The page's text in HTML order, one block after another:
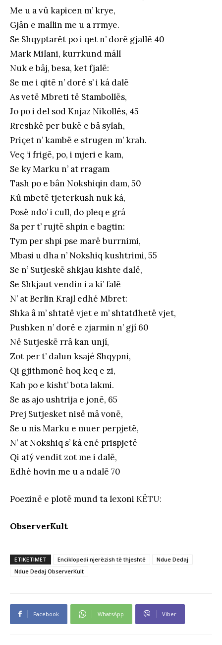
Me u a vû kapicen m’ krye,
Gjân e mallin me u a rrmye.
Se Shqyptarët po i qet n’ dorë gjallë 40
Mark Milani, kurrkund máll
Nuk e bâj, besa, ket fjalë:
Se me i qitë n’ dorë s’ i ká dalë
As vetë Mbreti të Stambollës,
Jo po i del sod Knjaz Nikollës, 45
Rreshkë per bukë e bâ sylah,
Priçet n’ kambë e strugen m’ krah.
Veç ‘i frigë, po, i mjeri e kam,
Se ky Marku n’ at rragam
Tash po e bân Nokshiqin dam, 50
Kû mbetë tjeterkush nuk ká,
Posë ndo’ i cull, do pleq e grá
Sa per t’ rujtë shpin e bagtin:
Tym per shpi pse marë burrnimi,
Mbasi u dha n’ Nokshiq kushtrimi, 55
Se n’ Sutjeskë shkjau kishte dalë,
Se Shkjaut vendin i a ki’ falë
N’ at Berlin Krajl edhé Mbret:
Shka â m’ shtatë vjet e m’ shtatdhetë vjet,
Pushken n’ dorë e zjarmin n’ gjí 60
Në Sutjeskë rrâ kan unjí,
Zot per t’ dalun ksajé Shqypni,
Qi gjithmonë hoq keq e zi,
Kah po e kisht’ bota lakmi.
Se as ajo ushtrija e jonë, 65
Prej Sutjesket nisë mâ vonë,
Se u nis Marku e muer perpjetë,
N’ at Nokshiq s’ ká ené prispjetë
Qi atý vendit zot me i dalë,
Edhè hovin me u a ndalë 70
Poezinë e plotë mund ta lexoni KËTU:
ObserverKult
ETIKETIMET Enciklopedi njerëzish të thjeshtë
Ndue Dedaj
Ndue Dedaj ObserverKult
Facebook WhatsApp Viber